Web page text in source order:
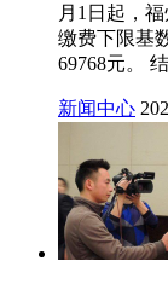
月1日起，
缴费下限基
69768元。
新闻中心